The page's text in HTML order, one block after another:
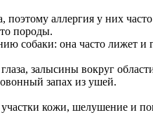
аллергия у них
породы.
собаки: она часто лижет и
залысины вокруг
запах из ушей.
кожи, шелушение и